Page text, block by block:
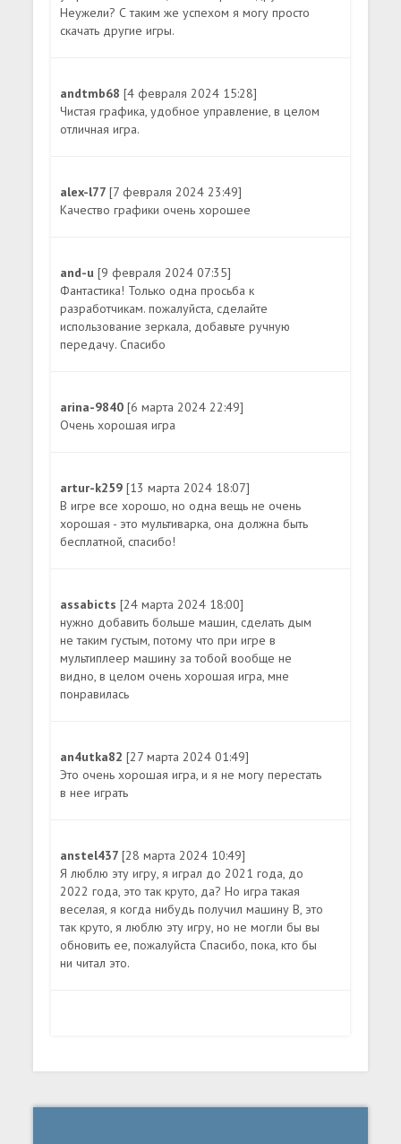
Неужели? С таким же успехом я могу просто
скачать другие игры.
andtmb68[4 февраля 2024 15:28]
Чистая графика, удобное управление, в целом
отличная игра.
alex-l77[7 февраля 2024 23:49]
Качество графики очень хорошее
and-u[9 февраля 2024 07:35]
Фантастика! Только одна просьба к
разработчикам. пожалуйста, сделайте
использование зеркала, добавьте ручную
передачу. Спасибо
arina-9840[6 марта 2024 22:49]
Очень хорошая игра
artur-k259[13 марта 2024 18:07]
В игре все хорошо, но одна вещь не очень
хорошая - это мультиварка, она должна быть
бесплатной, спасибо!
assabicts[24 марта 2024 18:00]
нужно добавить больше машин, сделать дым
не таким густым, потому что при игре в
мультиплеер машину за тобой вообще не
видно, в целом очень хорошая игра, мне
понравилась
an4utka82[27 марта 2024 01:49]
Это очень хорошая игра, и я не могу перестать
в нее играть
anstel437[28 марта 2024 10:49]
Я люблю эту игру, я играл до 2021 года, до
2022 года, это так круто, да? Но игра такая
веселая, я когда нибудь получил машину B, это
так круто, я люблю эту игру, но не могли бы вы
обновить ее, пожалуйста Спасибо, пока, кто бы
ни читал это.